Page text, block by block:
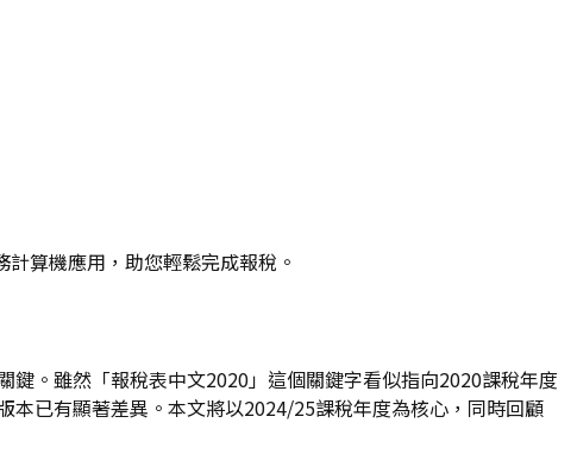
算機應用，助您輕鬆完成報稅。
。雖然「報稅表中文2020」這個關鍵字看似指向2020課稅年度
已有顯著差異。本文將以2024/25課稅年度為核心，同時回顧